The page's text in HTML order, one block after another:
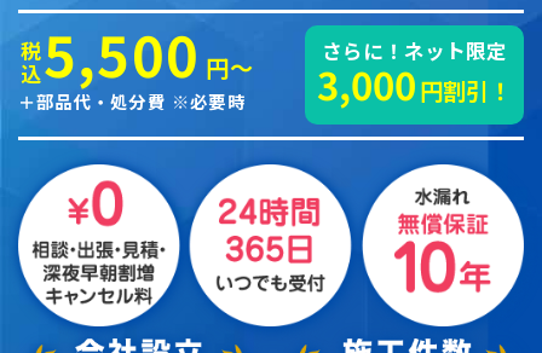
税込5,500 円～
＋部品代・処分費 ※必要時
さらに！ネット限定
3,000 円割引！